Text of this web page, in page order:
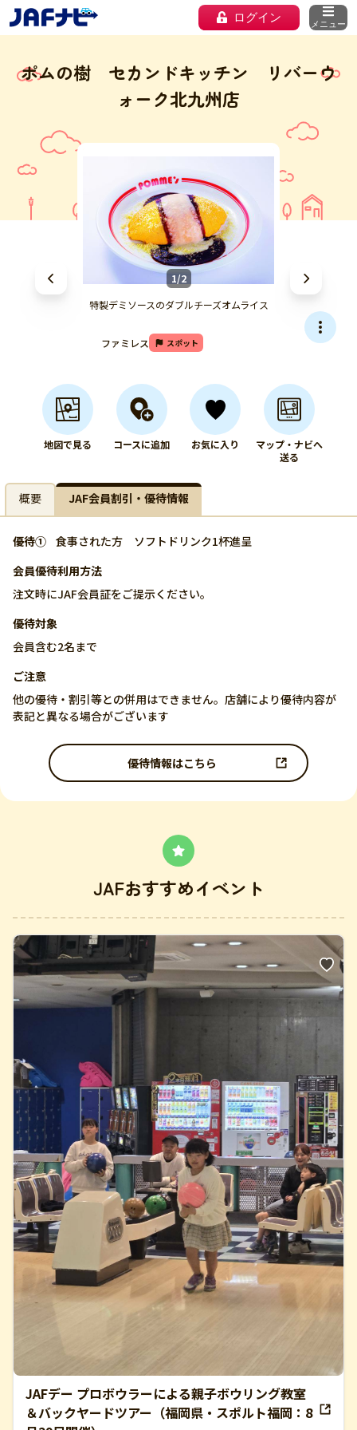
ログイン メニュー
ポムの樹 セカンドキッチン リバーウ
ォーク北九州店
1/2
特製デミソースのダブルチーズオムライス
ファミレス スポット
地図で見る コースに追加 お気に入り
マップ・ナビへ
送る
概要 JAF会員割引・優待情報
優待① 食事された方 ソフトドリンク1杯進呈
会員優待利用方法
注文時にJAF会員証をご提示ください。
優待対象
会員含む2名まで
ご注意
他の優待・割引等との併用はできません。店舗により優待内容が
表記と異なる場合がございます
優待情報はこちら
JAFおすすめイベント
JAFデー プロボウラーによる親子ボウリング教室
＆バックヤードツアー（福岡県・スポルト福岡：8